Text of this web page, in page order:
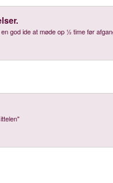
god ide at møde op ½ time før